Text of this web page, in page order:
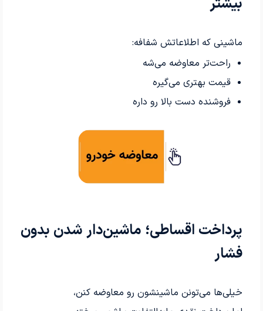
بیشتر
ماشینی که اطلاعاتش شفافه:
راحت‌تر معاوضه می‌شه
قیمت بهتری می‌گیره
فروشنده دست بالا رو داره
پرداخت اقساطی؛ ماشین‌دار شدن بدون
فشار
خیلی‌ها می‌تونن ماشینشون رو معاوضه کنن،